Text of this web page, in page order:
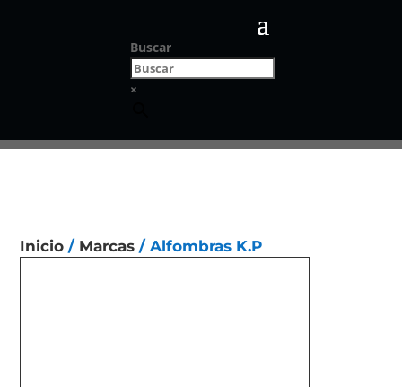
Buscar
×
Inicio / Marcas / Alfombras K.P